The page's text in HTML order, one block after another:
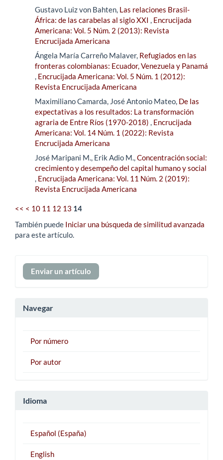
Gustavo Luiz von Bahten, Las relaciones Brasil-
África: de las carabelas al siglo XXI , Encrucijada
Americana: Vol. 5 Núm. 2 (2013): Revista
Encrucijada Americana
Ángela María Carreño Malaver, Refugiados en las
fronteras colombianas: Ecuador, Venezuela y Panamá
, Encrucijada Americana: Vol. 5 Núm. 1 (2012):
Revista Encrucijada Americana
Maximiliano Camarda, José Antonio Mateo, De las
expectativas a los resultados: La transformación
agraria de Entre Ríos (1970-2018) , Encrucijada
Americana: Vol. 14 Núm. 1 (2022): Revista
Encrucijada Americana
José Maripani M., Erik Adio M.,Concentración social:
crecimiento y desempeño del capital humano y social
, Encrucijada Americana: Vol. 11 Núm. 2 (2019):
Revista Encrucijada Americana
<< < 10 11 12 13 14
También puede Iniciar una búsqueda de similitud avanzada
para este artículo.
Enviar
un
Enviar un artículo
Navegar
Por número
Por autor
Idioma
Español (España)
English